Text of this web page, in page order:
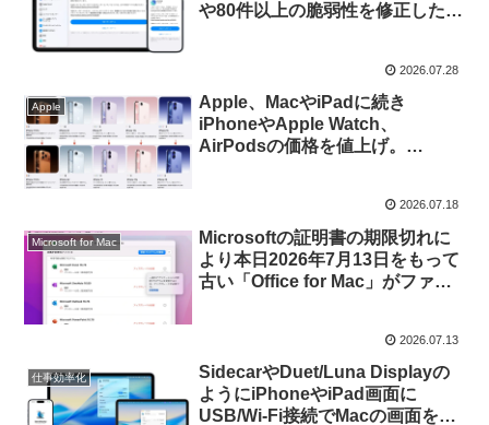
や80件以上の脆弱性を修正した
2026.07.28
Apple
Apple、MacやiPadに続き
iPhoneやApple Watch、
AirPodsの価格を値上げ。
2026.07.18
Microsoft for Mac
Microsoftの証明書の期限切れに
より本日2026年7月13日をもって
古い「Office for Mac」がファイ
2026.07.13
仕事効率化
SidecarやDuet/Luna Displayの
ようにiPhoneやiPad画面に
USB/Wi-Fi接続でMacの画面を映